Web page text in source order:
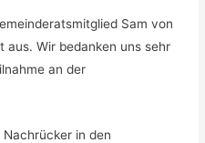
Sam von
aus. Wir bedanken uns sehr
an der
in den